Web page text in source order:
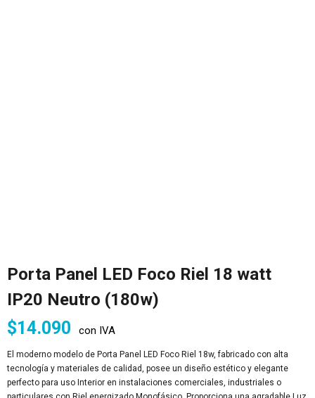
Porta Panel LED Foco Riel 18 watt
IP20 Neutro (180w)
$14.090 con IVA
El moderno modelo de Porta Panel LED Foco Riel 18w, fabricado con alta
tecnología y materiales de calidad, posee un diseño estético y elegante
perfecto para uso Interior en instalaciones comerciales, industriales o